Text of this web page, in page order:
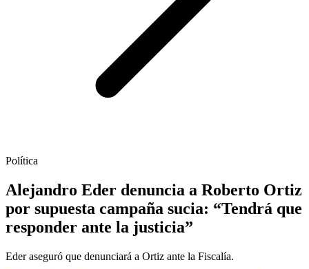
Política
Alejandro Eder denuncia a Roberto Ortiz
por supuesta campaña sucia: “Tendrá que
responder ante la justicia”
Eder aseguró que denunciará a Ortiz ante la Fiscalía.